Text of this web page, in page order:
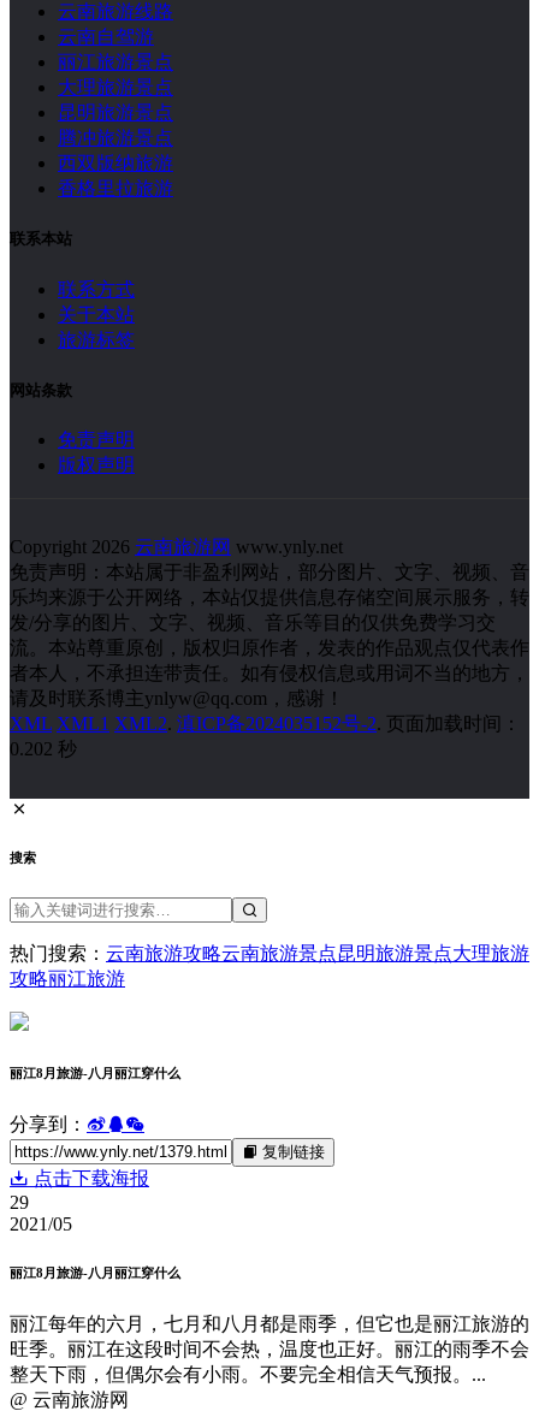
云南旅游线路
云南自驾游
丽江旅游景点
大理旅游景点
昆明旅游景点
腾冲旅游景点
西双版纳旅游
香格里拉旅游
联系本站
联系方式
关于本站
旅游标签
网站条款
免责声明
版权声明
Copyright 2026 云南旅游网 www.ynly.net
免责声明：本站属于非盈利网站，部分图片、文字、视频、音
乐均来源于公开网络，本站仅提供信息存储空间展示服务，转
发/分享的图片、文字、视频、音乐等目的仅供免费学习交
流。本站尊重原创，版权归原作者，发表的作品观点仅代表作
者本人，不承担连带责任。如有侵权信息或用词不当的地方，
请及时联系博主ynlyw@qq.com，感谢！
XML XML1 XML2. 滇ICP备2024035152号-2. 页面加载时间：
0.202 秒
搜索
热门搜索： 云南旅游攻略云南旅游景点昆明旅游景点大理旅游
攻略丽江旅游
丽江8月旅游-八月丽江穿什么
分享到：
复制链接
点击下载海报
29
2021/05
丽江8月旅游-八月丽江穿什么
丽江每年的六月，七月和八月都是雨季，但它也是丽江旅游的
旺季。丽江在这段时间不会热，温度也正好。丽江的雨季不会
整天下雨，但偶尔会有小雨。不要完全相信天气预报。...
@ 云南旅游网